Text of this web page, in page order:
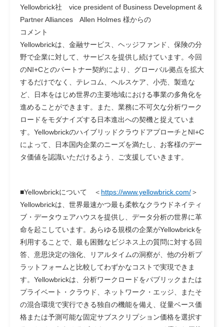
Yellowbrick社 vice president of Business Development &
Partner Alliances Allen Holmes 様からの
コメント
Yellowbrickは、金融サービス、ヘッジファンド、保険の分
野で企業に対して、サービスを提供し続けています。今回
のNI+Cとのパートナー契約により、グローバル拠点を拡大
するだけでなく、テレコム、ヘルスケア、小売、製造な
ど、日本をはじめ世界の主要地域における事業の多角化を
進めることができます。また、業務に不可欠な分析ワーク
ロードをモダナイズする日本進出への契機と捉えていま
す。YellowbrickのハイブリッドクラウドアプローチとNI+C
によって、日本国内企業のニーズを満たし、お客様のデー
タ価値を認識いただけるよう、ご支援していきます。
■Yellowbrickについて ＜ https://www.yellowbrick.com/＞
Yellowbrickは、世界最速かつ最も柔軟なクラウドネイティ
ブ・データウェアハウスを提供し、データ分析の世界に革
命を起こしています。あらゆる規模の企業がYellowbrickを
利用することで、最も困難なビジネス上の質問に対する回
答、意思決定の強化、リアルタイムの洞察が、他の分析プ
ラットフォームと比較してわずかなコストで実現できま
す。Yellowbrickは、分析ワークロードをパブリックまたは
プライベート・クラウド、ネットワーク・エッジ、またそ
の混合環境で実行できる独自の機能を備え、従量ベース価
格または予測可能な固定サブスクリプション価格を選択す